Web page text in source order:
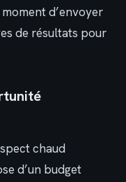
d’envoyer
de résultats pour
chaud
d’un budget